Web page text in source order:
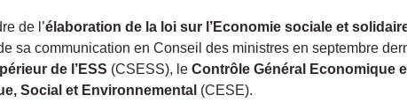
de l’élaboration de la loi sur l’Economie sociale et
sa communication en Conseil des ministres en septembre
de l’ESS (CSESS), le Contrôle Général Economique
Social et Environnemental (CESE).